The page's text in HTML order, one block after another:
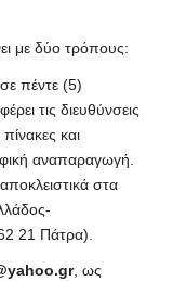
με δύο τρόπους:
πέντε (5)
τις διευθύνσεις
και
αναπαραγωγή.
στα
21 Πάτρα).
, ως